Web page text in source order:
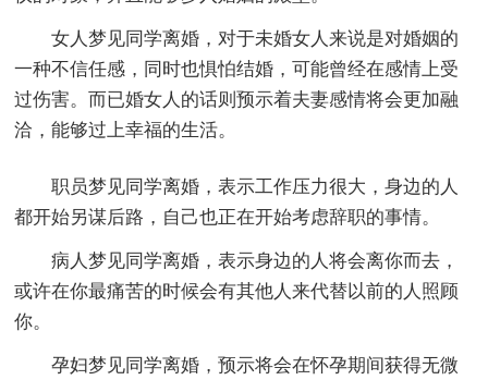
女人梦见同学离婚，对于未婚女人来说是对婚姻的
一种不信任感，同时也惧怕结婚，可能曾经在感情上受
过伤害。而已婚女人的话则预示着夫妻感情将会更加融
洽，能够过上幸福的生活。
职员梦见同学离婚，表示工作压力很大，身边的人
都开始另谋后路，自己也正在开始考虑辞职的事情。
病人梦见同学离婚，表示身边的人将会离你而去，
或许在你最痛苦的时候会有其他人来代替以前的人照顾
你。
孕妇梦见同学离婚，预示将会在怀孕期间获得无微